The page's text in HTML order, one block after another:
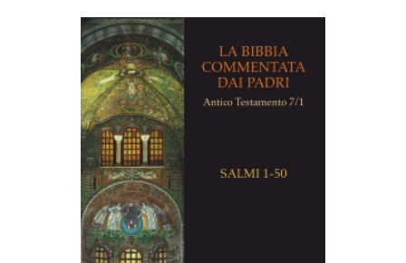
AGGIUNGI AL CARRELLO